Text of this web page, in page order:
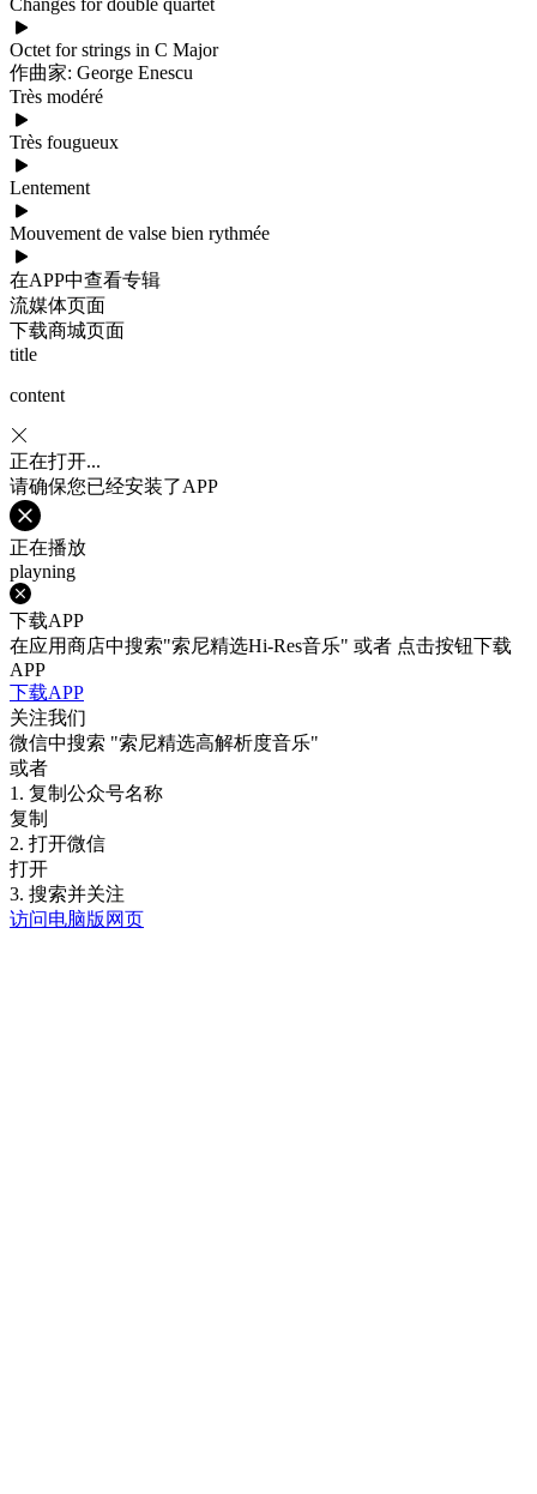
Changes for double quartet
Octet for strings in C Major
作曲家: George Enescu
Très modéré
Très fougueux
Lentement
Mouvement de valse bien rythmée
在APP中查看专辑
流媒体页面
下载商城页面
title
content
正在打开...
请确保您已经安装了APP
正在播放
playning
下载APP
在应用商店中搜索"索尼精选Hi-Res音乐" 或者 点击按钮下载
APP
下载APP
关注我们
微信中搜索 "索尼精选高解析度音乐"
或者
1. 复制公众号名称
复制
2. 打开微信
打开
3. 搜索并关注
访问电脑版网页